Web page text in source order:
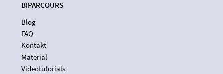
BIPARCOURS
Blog
FAQ
Kontakt
Material
Videotutorials